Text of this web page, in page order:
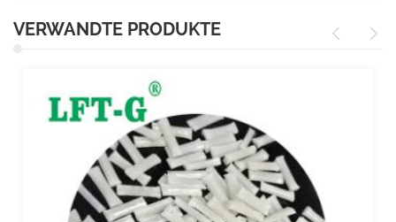
VERWANDTE PRODUKTE